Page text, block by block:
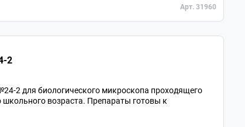
Арт. 31960
2
2 для биологического микроскопа проходящего
возраста. Препараты готовы к